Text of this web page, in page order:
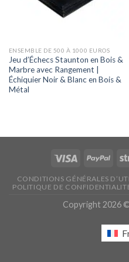
ENSEMBLE DE 500 À 1000 EUROS
Jeu d’Échecs Staunton en Bois &
Marbre avec Rangement |
Échiquier Noir & Blanc en Bois &
Métal
CONDITIONS GÉNÉRALES
POLITIQUE DE
Copyright 2026